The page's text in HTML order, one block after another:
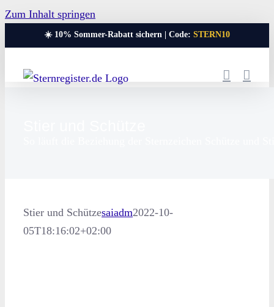
Zum Inhalt springen
☀️ 10% Sommer-Rabatt sichern | Code: STERN10
Stier und Schützesaiadm2022-10-
05T18:16:02+02:00